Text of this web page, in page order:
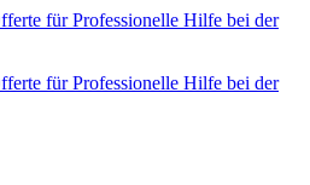
für Professionelle Hilfe bei der
für Professionelle Hilfe bei der